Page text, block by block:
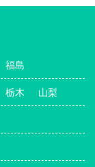
福島
栃木 山梨